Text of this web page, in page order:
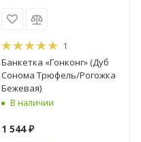
1
Банкетка «Гонконг» (Дуб
Сонома Трюфель/Рогожка
Бежевая)
В наличии
1 544₽